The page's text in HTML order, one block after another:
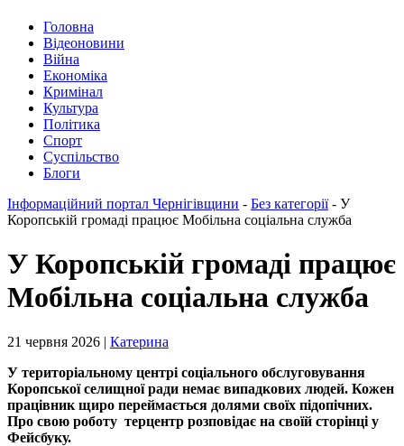
Головна
Відеоновини
Війна
Економіка
Кримінал
Культура
Політика
Спорт
Суспільство
Блоги
Інформаційний портал Чернігівщини - Без категорії- У
Коропській громаді працює Мобільна соціальна служба
У Коропській громаді працює
Мобільна соціальна служба
21 червня 2026 | Катерина
У територіальному центрі соціального обслуговування
Коропської селищної ради немає випадкових людей. Кожен
працівник щиро переймається долями своїх підопічних.
Про свою роботу терцентр розповідає на своїй сторінці у
Фейсбуку.